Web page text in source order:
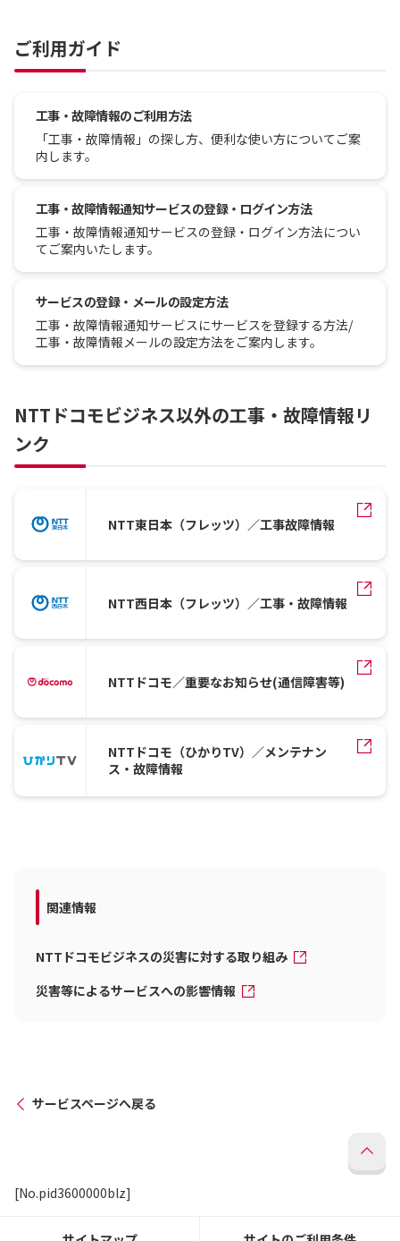
ご利用ガイド
工事・故障情報のご利用方法
「工事・故障情報」の探し方、便利な使い方についてご案
内します。
工事・故障情報通知サービスの登録・ログイン方法
工事・故障情報通知サービスの登録・ログイン方法につい
てご案内いたします。
サービスの登録・メールの設定方法
工事・故障情報通知サービスにサービスを登録する方法/
工事・故障情報メールの設定方法をご案内します。
NTTドコモビジネス以外の工事・故障情報リ
ンク
NTT東日本（フレッツ）／工事故障情報
NTT西日本（フレッツ）／工事・故障情報
NTTドコモ／重要なお知らせ(通信障害等)
NTTドコモ（ひかりTV）／メンテナン
ス・故障情報
関連情報
NTTドコモビジネスの災害に対する取り組み
災害等によるサービスへの影響情報
サービスページへ戻る
[No.pid3600000blz]